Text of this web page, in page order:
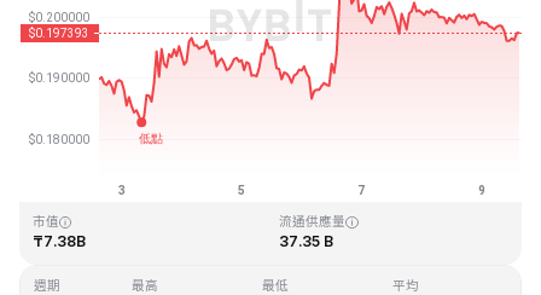
最近更新時間：2026-08-09 15:18 (GMT+0)
市值
₸7.38B
流通供應量
37.35 B
週期 最高 最低 平均